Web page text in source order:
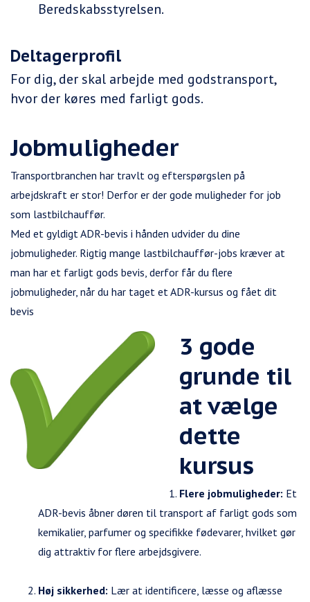
Beredskabsstyrelsen.
Deltagerprofil
For dig, der skal arbejde med godstransport,
hvor der køres med farligt gods.
Jobmuligheder
Transportbranchen har travlt og efterspørgslen på
arbejdskraft er stor! Derfor er der gode muligheder for job
som lastbilchauffør.
Med et gyldigt ADR-bevis i hånden udvider du dine
jobmuligheder. Rigtig mange lastbilchauffør-jobs kræver at
man har et farligt gods bevis, derfor får du flere
jobmuligheder, når du har taget et ADR-kursus og fået dit
bevis
3 gode
grunde til
at vælge
dette
kursus
Flere jobmuligheder: Et
ADR-bevis åbner døren til transport af farligt gods som
kemikalier, parfumer og specifikke fødevarer, hvilket gør
dig attraktiv for flere arbejdsgivere.
Høj sikkerhed: Lær at identificere, læsse og aflæsse